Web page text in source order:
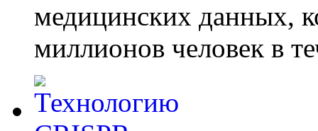
медицинских данных,
миллионов человек в